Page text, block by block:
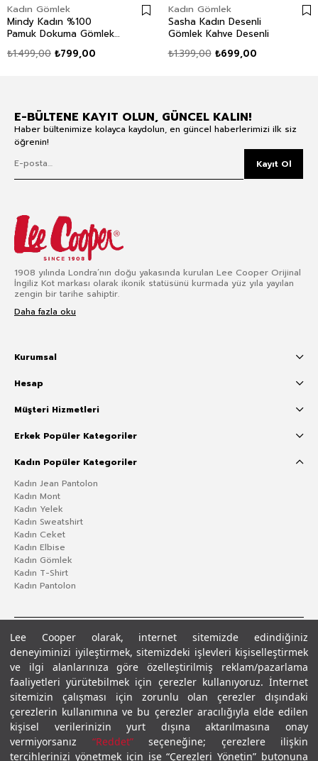
Lee Cooper olarak, internet sitemizde edindiğiniz
deneyiminizi iyileştirmek, sitemizdeki işlevleri kişiselleştirmek
ve ilgi alanlarınıza göre özelleştirilmiş reklam/pazarlama
faaliyetleri yürütebilmek için çerezler kullanıyoruz. İnternet
sitemizin çalışması için zorunlu olan çerezler dışındaki
çerezlerin kullanımına ve bu çerezler aracılığıyla elde edilen
kişisel verilerinizin yurt dışına aktarılmasına onay
vermiyorsanız “Reddet”seçeneğine; çerezlere ilişkin
tercihlerinizi yönetmek için ise “Çerezleri Yönetin” butonuna
Kadın Gömlek
Mindy Kadın %100
Pamuk Dokuma Gömlek
₺799,00
₺1.499,00
Kadın Gömlek
Sasha Kadın Desenli
Gömlek Kahve Desenli
₺699,00
₺1.399,00
E-BÜLTENE KAYIT OLUN, GÜNCEL KALIN!
Haber bültenimize kolayca kaydolun, en güncel haberlerimizi ilk siz
öğrenin!
Kayıt Ol
1908 yılında Londra’nın doğu yakasında kurulan Lee Cooper Orijinal
İngiliz Kot markası olarak ikonik statüsünü kurmada yüz yıla yayılan
zengin bir tarihe sahiptir.
Daha fazla oku
Kurumsal
Hesap
Müşteri Hizmetleri
Erkek Popüler Kategoriler
Kadın Popüler Kategoriler
Kadın Jean Pantolon
Kadın Mont
Kadın Yelek
Kadın Sweatshirt
Kadın Ceket
Kadın Elbise
Kadın Gömlek
Kadın T-Shirt
Kadın Pantolon
Gizlilik PolitikasıÇerez Politikası KVKK Aydınlatma MetniŞartlar ve Koşullar
© 2026 Leecooper - Tüm Hakları Saklıdır.